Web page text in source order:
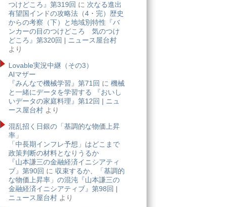
つけどころ』第319回 に 次なる進出
有望国インドの攻略法（4・完）歴史
からの考察（下）と地域別特性『バ
ンカーの目のつけどころ 気のつけ
どころ』第320回 | ニュース屋台村
より
Lovable実況中継（その3）
AIマザー
『みんなで機械学習』第71回 に 機械
と一緒にデータを学習する 『おいし
いデータの家庭料理』第12回 | ニュ
ース屋台村 より
混乱招く日銀の「基調的な物価上昇
率」
「中長期インフレ予想」はどこまで
政策判断の材料となりうるか
『山本謙三の金融経済イニシアティ
ブ』第90回 に 収束するか、「基調的
な物価上昇率」の混沌『山本謙三の
金融経済イニシアティブ』第98回 |
ニュース屋台村 より